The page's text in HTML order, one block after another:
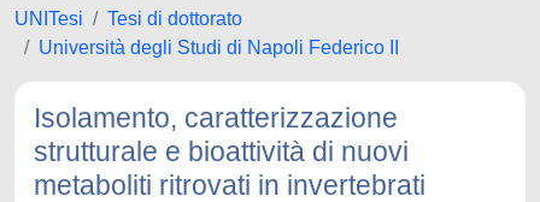
UNITesi
Tesi di dottorato
Università degli Studi di Napoli Federico II
Isolamento, caratterizzazione
strutturale e bioattività di nuovi
metaboliti ritrovati in invertebrati